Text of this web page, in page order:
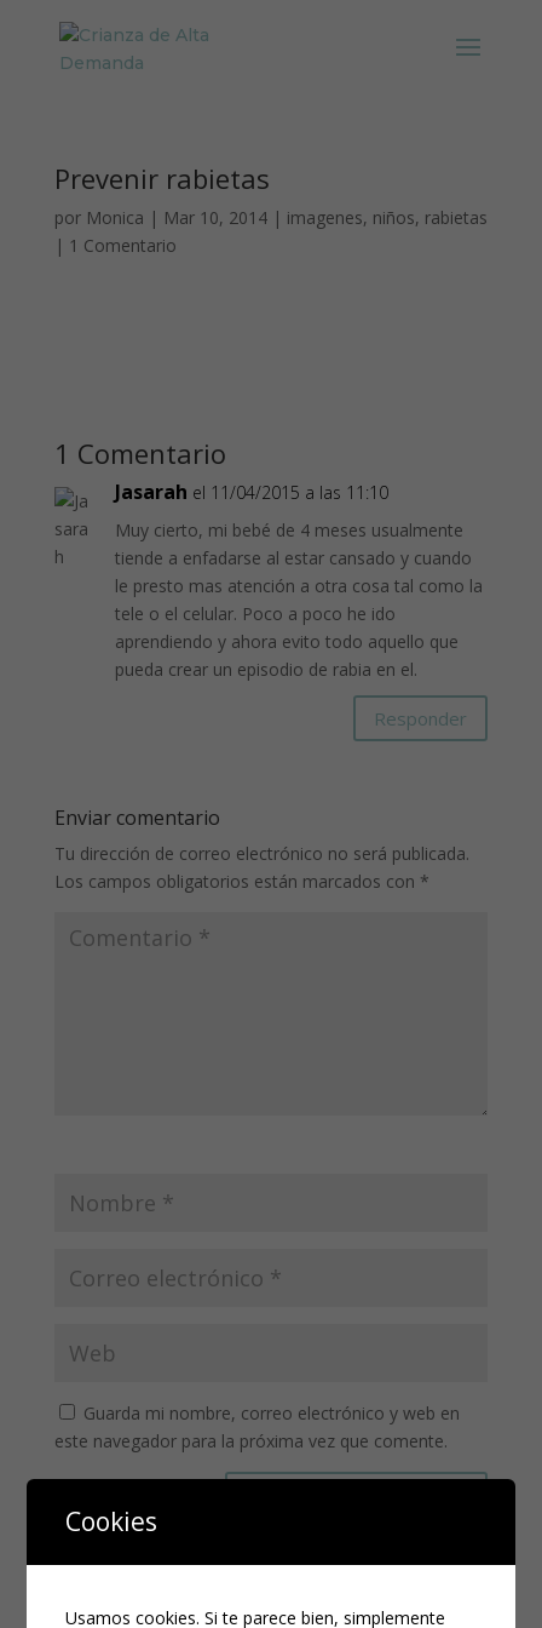
Prevenir rabietas
por Monica | Mar 10, 2014| imagenes, niños, rabietas
| 1 Comentario
1 Comentario
Jasarah el 11/04/2015 a las 11:10
Muy cierto, mi bebé de 4 meses usualmente
tiende a enfadarse al estar cansado y cuando
le presto mas atención a otra cosa tal como la
tele o el celular. Poco a poco he ido
aprendiendo y ahora evito todo aquello que
pueda crear un episodio de rabia en el.
Responder
Enviar comentario
Tu dirección de correo electrónico no será publicada.
Los campos obligatorios están marcados con *
Guarda mi nombre, correo electrónico y web en
este navegador para la próxima vez que comente.
Cookies
Usamos cookies. Si te parece bien, simplemente